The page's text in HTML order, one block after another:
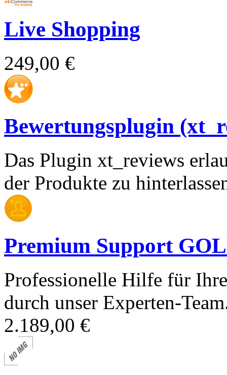
Live Shopping
249,00 €
Bewertungsplugin
Das Plugin xt_reviews
der Produkte zu
Premium Support
Professionelle Hilfe für
durch unser Experten-
2.189,00 €